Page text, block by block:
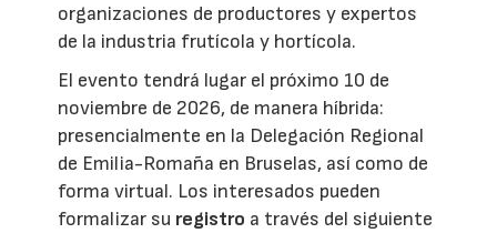
organizaciones de productores y expertos
de la industria frutícola y hortícola.
El evento tendrá lugar el próximo 10 de
noviembre de 2026, de manera híbrida:
presencialmente en la Delegación Regional
de Emilia-Romaña en Bruselas, así como de
forma virtual. Los interesados pueden
formalizar su registro a través del siguiente